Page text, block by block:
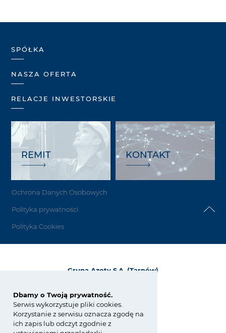
Dbamy o Twoją prywatność.
Serwis wykorzystuje pliki cookies.
Korzystanie z serwisu oznacza zgodę na
ich zapis lub odczyt zgodnie z
SPÓŁKA
NASZA OFERTA
RELACJE INWESTORSKIE
REMIT KONTAKT
Ochrona Danych Osobowych
Polityka prywatności
Polityka Cookies
Grupa Azoty S.A. (Tarnów)
33-101 Tarnów, Polska
tel.:
+48 14 637 37 37
fax: +48 14 633 07 18
tarnow@grupaazoty.com